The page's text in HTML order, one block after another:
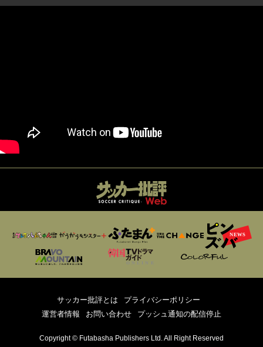
サッカー批評とは
プライバシーポリシー
運営者情報
お問い合わせ プッシュ通知の配信停止
Copyright © Futabasha Publishers Ltd. All Right Reserved